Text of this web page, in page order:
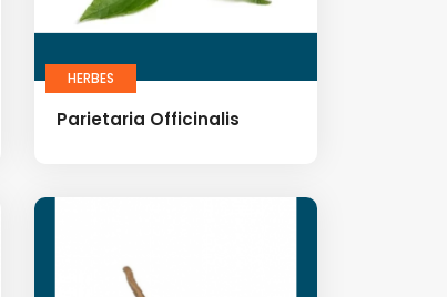
HERBES
Parietaria Officinalis